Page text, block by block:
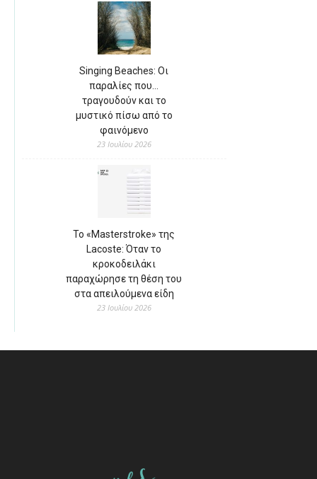
Singing Beaches: Οι
παραλίες που…
τραγουδούν και το
μυστικό πίσω από το
φαινόμενο
23 Ιουλίου 2026
Το «Masterstroke» της
Lacoste: Όταν το
κροκοδειλάκι
παραχώρησε τη θέση του
στα απειλούμενα είδη
23 Ιουλίου 2026